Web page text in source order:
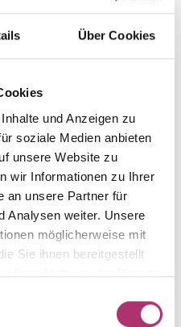
Über Cookies
und Anzeigen zu
soziale Medien anbieten
unsere Website zu
wir Informationen zu Ihrer
an unsere Partner für
Analysen weiter. Unsere
möglicherweise mit
Sie ihnen bereitgestellt
Ihrer Nutzung der Dienste
Material
Gold
Laufnummer
585
Steinfarbe
Stein
Brill.
Ringweite